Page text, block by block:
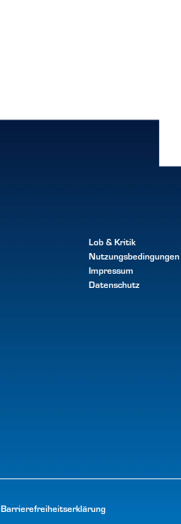
Lob & Kritik
Nutzungsbedingungen
Impressum
Datenschutz
Barrierefreiheitserklärung